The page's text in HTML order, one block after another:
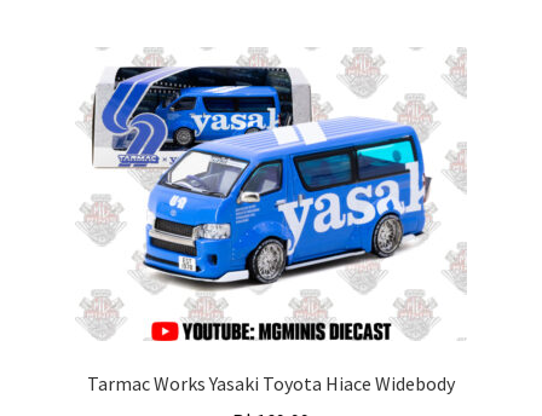
Tarmac Works Yasaki Toyota Hiace Widebody